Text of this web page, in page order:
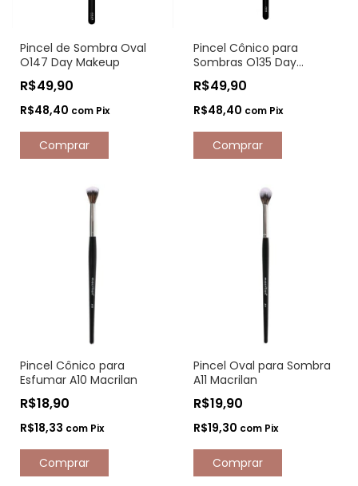
Pincel de Sombra Oval
O147 Day Makeup
R$49,90
R$48,40 com Pix
Pincel Cônico para
Sombras O135 Day
Makeup
R$49,90
R$48,40 com Pix
Pincel Cônico para
Esfumar A10 Macrilan
R$18,90
R$18,33 com Pix
Pincel Oval para Sombra
A11 Macrilan
R$19,90
R$19,30 com Pix